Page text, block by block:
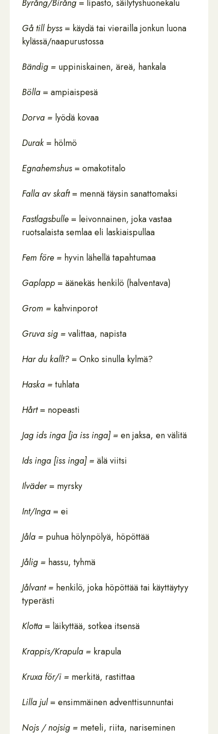
Byrång/Birång = lipasto, säilytyshuonekalu
Gå till byss = käydä tai vierailla jonkun luona
kylässä/naapurustossa
Bändig = uppiniskainen, äreä, hankala
Bölla = ampiaispesä
Dorva = lyödä kovaa
Durak = hölmö
Egnahemshus = omakotitalo
Falla av skaft= mennä täysin sanattomaksi
Fastlagsbulle = leivonnainen, joka vastaa
ruotsalaista semlaa eli laskiaispullaa
Fem före = hyvin lähellä tapahtumaa
Gaplapp = äänekäs henkilö (halventava)
Grom = kahvinporot
Gruva sig =valittaa, napista
Har du kallt? = Onko sinulla kylmä?
Haska =tuhlata
Hårt= nopeasti
Jag ids inga [ja iss inga] =en jaksa, en välitä
Ids inga [iss inga] =älä viitsi
Ilväder= myrsky
Int/Inga = ei
Jåla = puhua hölynpölyä, höpöttää
Jålig = hassu, tyhmä
Jålvant = henkilö, joka höpöttää tai käyttäytyy
typerästi
Klotta = läikyttää, sotkea itsensä
Krappis/Krapula = krapula
Kruxa för/i = merkitä, rastittaa
Lilla jul= ensimmäinen adventtisunnuntai
Nojs / nojsig = meteli, riita, nariseminen